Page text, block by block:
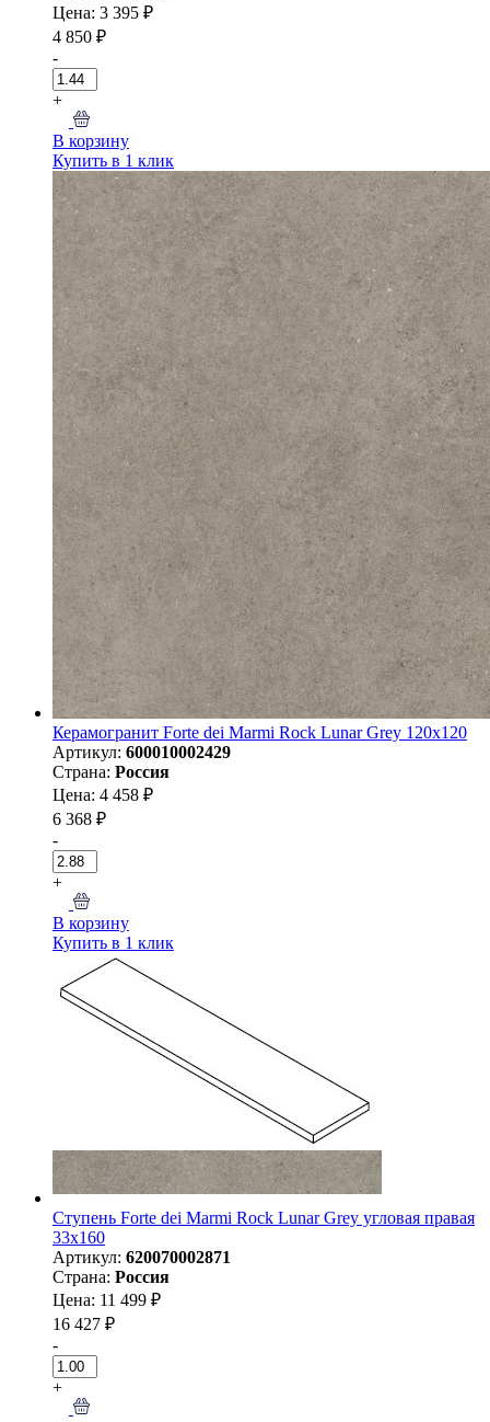
Цена: 3 395 ₽
4 850 ₽
-
+
В корзину
Купить в 1 клик
Керамогранит Forte dei Marmi Rock Lunar Grey 120x120
Артикул: 600010002429
Страна: Россия
Цена: 4 458 ₽
6 368 ₽
-
+
В корзину
Купить в 1 клик
Ступень Forte dei Marmi Rock Lunar Grey угловая правая
33x160
Артикул: 620070002871
Страна: Россия
Цена: 11 499 ₽
16 427 ₽
-
+